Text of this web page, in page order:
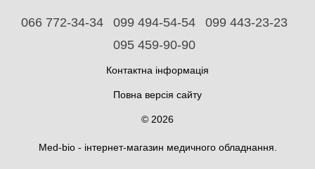
066 772-34-34 099 494-54-54
099 443-23-23
095 459-90-90
Контактна інформація
Повна версія сайту
© 2026
Med-bio - інтернет-магазин медичного обладнання.